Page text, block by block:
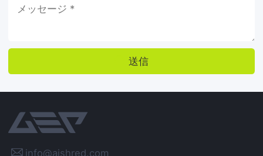
送信

info@aishred.com